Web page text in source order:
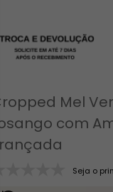
Mel
com
Seja o